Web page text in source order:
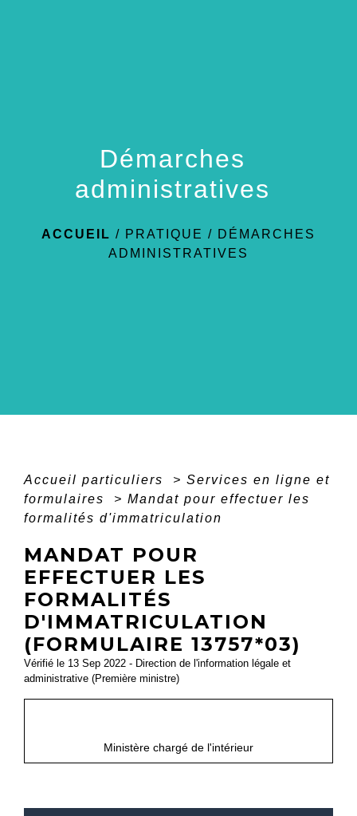
Démarches
administratives
ACCUEIL / PRATIQUE / DÉMARCHES
ADMINISTRATIVES
Accueil particuliers > Services en ligne et
formulaires
> Mandat pour effectuer les
formalités d'immatriculation
MANDAT POUR
EFFECTUER LES
FORMALITÉS
D'IMMATRICULATION
(FORMULAIRE 13757*03)
Vérifié le 13 Sep 2022 - Direction de l'information légale et
administrative (Première ministre)
Ministère chargé de l'intérieur